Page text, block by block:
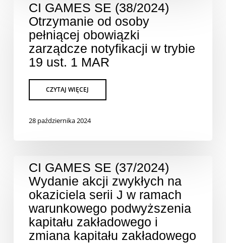
CI GAMES SE (38/2024)
Otrzymanie od osoby
pełniącej obowiązki
zarządcze notyfikacji w trybie
19 ust. 1 MAR
28 października 2024
CI GAMES SE (37/2024)
Wydanie akcji zwykłych na
okaziciela serii J w ramach
warunkowego podwyższenia
kapitału zakładowego i
zmiana kapitału zakładowego